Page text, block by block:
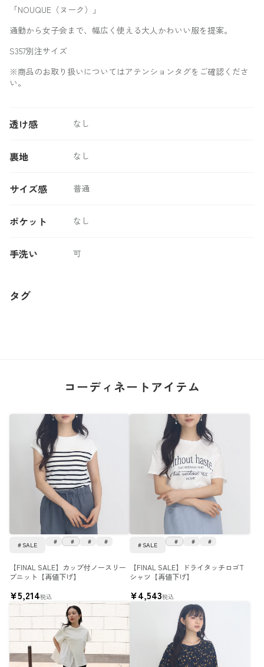
「NOUQUE（ヌーク）」
通勤から女子会まで、幅広く使える大人かわいい服を提案。
S357別注サイズ
※商品のお取り扱いについてはアテンションタグをご確認くださ
い。
透け感 なし
裏地 なし
サイズ感 普通
ポケット なし
手洗い 可
タグ
コーディネートアイテム
【FINAL SALE】カップ付ノースリー
ブニット【再値下げ】
SALE
¥5,214税込
【FINAL SALE】ドライタッチロゴT
シャツ【再値下げ】
SALE
¥4,543税込